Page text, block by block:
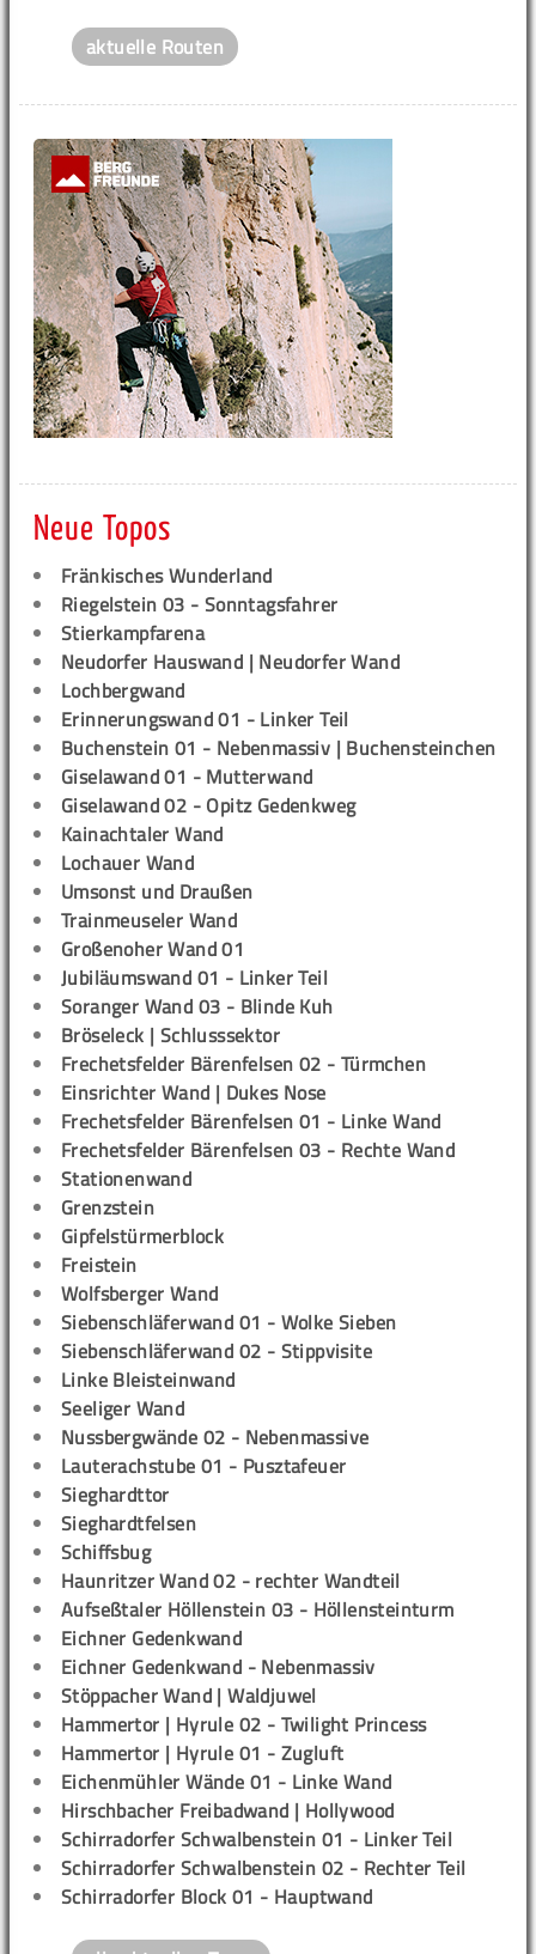
aktuelle Routen
Neue Topos
Fränkisches Wunderland
Riegelstein 03 - Sonntagsfahrer
Stierkampfarena
Neudorfer Hauswand | Neudorfer Wand
Lochbergwand
Erinnerungswand 01 - Linker Teil
Buchenstein 01 - Nebenmassiv | Buchensteinchen
Giselawand 01 - Mutterwand
Giselawand 02 - Opitz Gedenkweg
Kainachtaler Wand
Lochauer Wand
Umsonst und Draußen
Trainmeuseler Wand
Großenoher Wand 01
Jubiläumswand 01 - Linker Teil
Soranger Wand 03 - Blinde Kuh
Bröseleck | Schlusssektor
Frechetsfelder Bärenfelsen 02 - Türmchen
Einsrichter Wand | Dukes Nose
Frechetsfelder Bärenfelsen 01 - Linke Wand
Frechetsfelder Bärenfelsen 03 - Rechte Wand
Stationenwand
Grenzstein
Gipfelstürmerblock
Freistein
Wolfsberger Wand
Siebenschläferwand 01 - Wolke Sieben
Siebenschläferwand 02 - Stippvisite
Linke Bleisteinwand
Seeliger Wand
Nussbergwände 02 - Nebenmassive
Lauterachstube 01 - Pusztafeuer
Sieghardttor
Sieghardtfelsen
Schiffsbug
Haunritzer Wand 02 - rechter Wandteil
Aufseßtaler Höllenstein 03 - Höllensteinturm
Eichner Gedenkwand
Eichner Gedenkwand - Nebenmassiv
Stöppacher Wand | Waldjuwel
Hammertor | Hyrule 02 - Twilight Princess
Hammertor | Hyrule 01 - Zugluft
Eichenmühler Wände 01 - Linke Wand
Hirschbacher Freibadwand | Hollywood
Schirradorfer Schwalbenstein 01 - Linker Teil
Schirradorfer Schwalbenstein 02 - Rechter Teil
Schirradorfer Block 01 - Hauptwand